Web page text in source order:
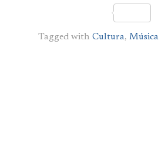
Link
Tagged with Cultura, Música